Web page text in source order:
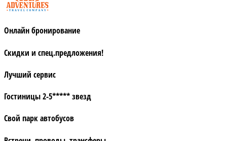
Онлайн бронирование
Скидки и спец.предложения!
Лучший сервис
Гостиницы 2-5***** звезд
Свой парк автобусов